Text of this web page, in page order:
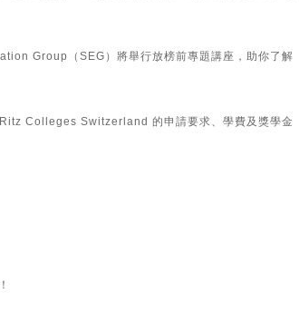
Group（SEG）將舉行放榜前專題講座，助你了解
Colleges Switzerland 的申請要求、學費及獎學金